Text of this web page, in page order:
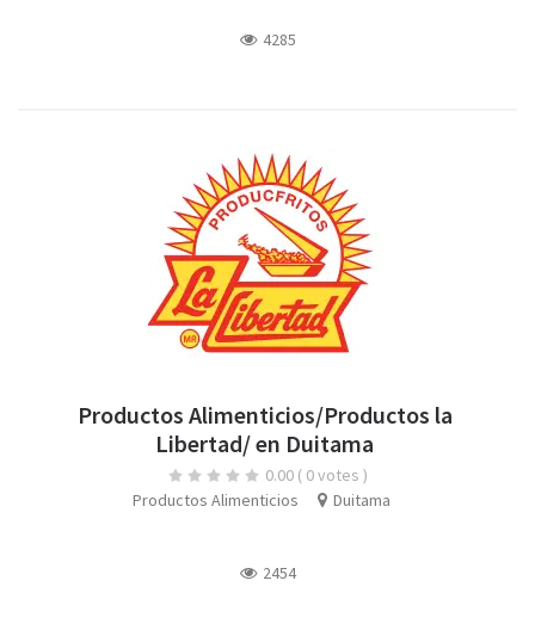
4285
Productos Alimenticios/Productos la
Libertad/ en Duitama
0.00 ( 0 votes )
Productos Alimenticios
Duitama
2454